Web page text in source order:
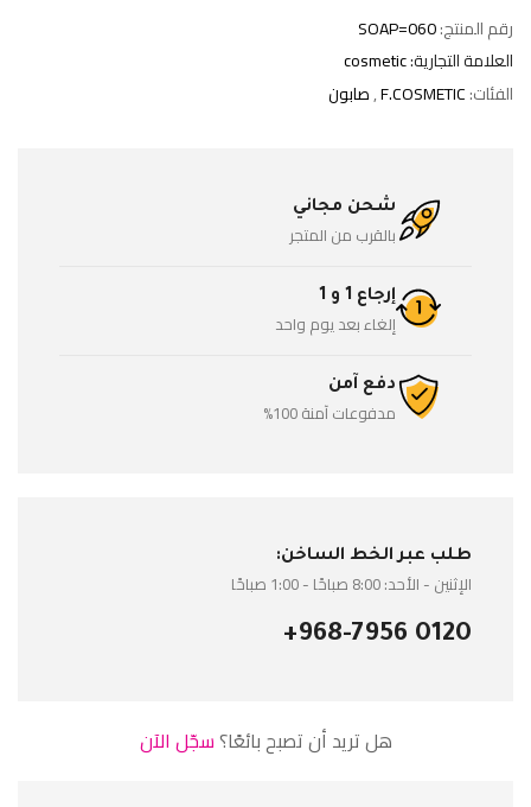
رقم المنتج:SOAP=060
العلامة التجارية:cosmetic
الفئات:F.COSMETIC
,صابون
شحن مجاني
بالقرب من المتجر
إرجاع 1 و 1
إلغاء بعد يوم واحد
دفع آمن
مدفوعات آمنة 100%
طلب عبر الخط الساخن:
الإثنين - الأحد: 8:00 صباحًا - 1:00 صباحًا
+968-7956 0120
هل تريد أن تصبح بائعًا؟سجّل الآن